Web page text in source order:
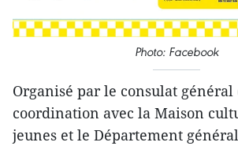
Photo: F​acebook
Organisé par le consulat général
coordination avec la Maison
jeunes et le Département